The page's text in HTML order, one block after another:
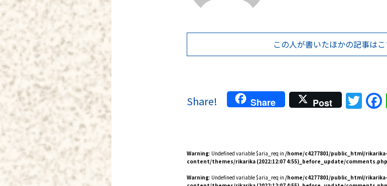
この人が書いたほかの記事は
Share! Share Post
Warning: Undefined variable $aria_req in /home/c4277801/public_html/
content/themes/rikarika (2022:12:07 4:55)_before_update/comments.php
Warning: Undefined variable $aria_req in /home/c4277801/public_html/